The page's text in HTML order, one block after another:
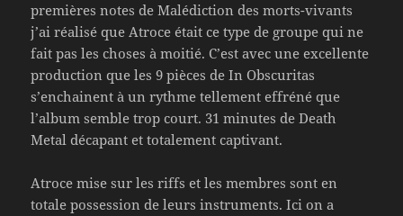
premières notes de Malédiction des morts-vivants
j’ai réalisé que Atroce était ce type de groupe qui ne
fait pas les choses à moitié. C’est avec une excellente
production que les 9 pièces de In Obscuritas
s’enchainent à un rythme tellement effréné que
l’album semble trop court. 31 minutes de Death
Metal décapant et totalement captivant.
Atroce mise sur les riffs et les membres sont en
totale possession de leurs instruments. Ici on a